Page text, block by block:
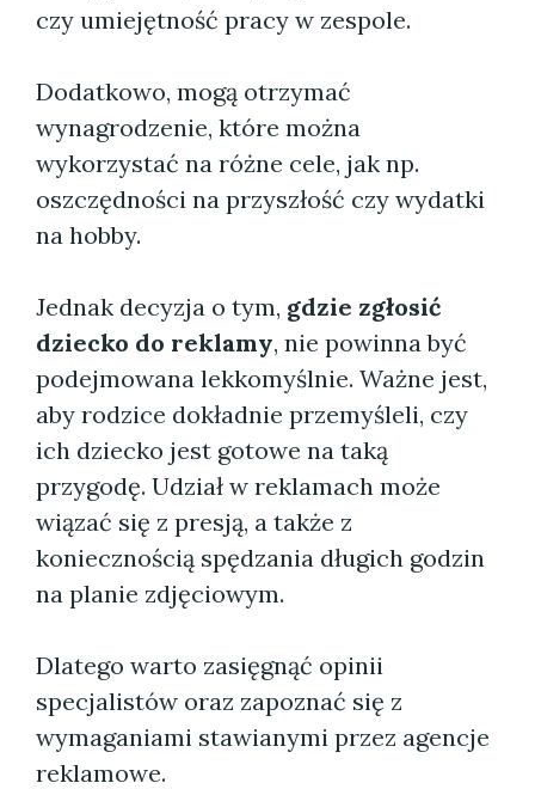
czy umiejętność pracy w zespole.
Dodatkowo, mogą otrzymać
wynagrodzenie, które można
wykorzystać na różne cele, jak np.
oszczędności na przyszłość czy wydatki
na hobby.
Jednak decyzja o tym, gdzie zgłosić
dziecko do reklamy, nie powinna być
podejmowana lekkomyślnie. Ważne jest,
aby rodzice dokładnie przemyśleli, czy
ich dziecko jest gotowe na taką
przygodę. Udział w reklamach może
wiązać się z presją, a także z
koniecznością spędzania długich godzin
na planie zdjęciowym.
Dlatego warto zasięgnąć opinii
specjalistów oraz zapoznać się z
wymaganiami stawianymi przez agencje
reklamowe.